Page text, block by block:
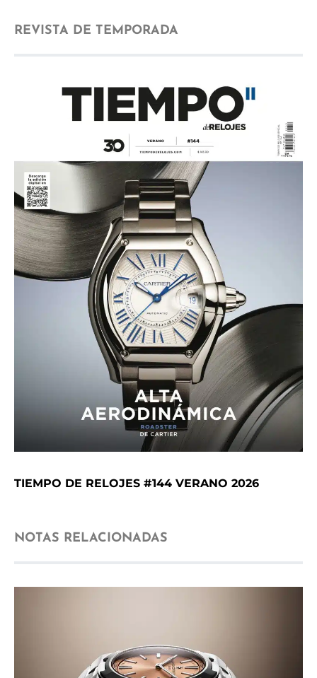
REVISTA DE TEMPORADA
TIEMPO DE RELOJES #144 VERANO 2026
NOTAS RELACIONADAS